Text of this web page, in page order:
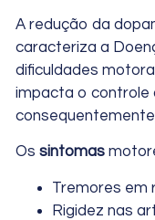
A redução da
caracteriza a
dificuldades
impacta o controle
Os sintomas
Tremores em
Rigidez nas